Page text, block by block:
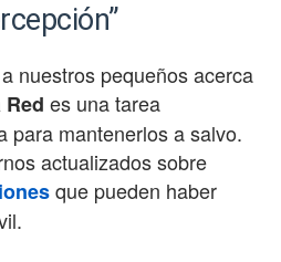
nuestros pequeños acerca
es una tarea
para mantenerlos a salvo.
actualizados sobre
que pueden haber